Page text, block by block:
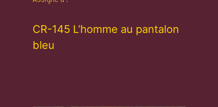
CR-145 L’homme au pantalon
bleu